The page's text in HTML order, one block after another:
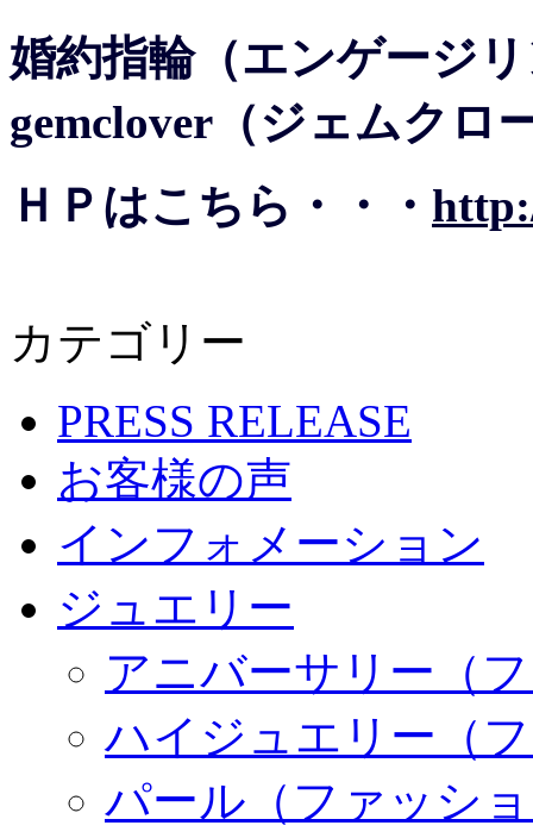
婚約指輪（エンゲージ
gemclover（ジェムクロ
ＨＰはこちら・・・
カテゴリー
PRESS RELEASE
お客様の声
インフォメーション
ジュエリー
アニバーサリー（
ハイジュエリー（
パール（ファッシ